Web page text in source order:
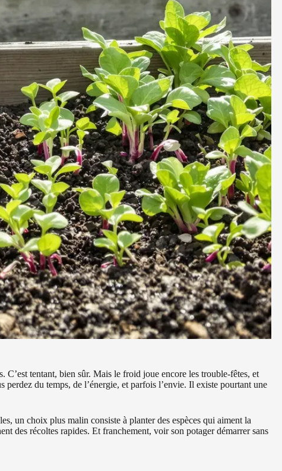
tentant, bien sûr. Mais le froid joue encore les trouble-fêtes, et
perdez du temps, de l’énergie, et parfois l’envie. Il existe pourtant une
un choix plus malin consiste à planter des espèces qui aiment la
des récoltes rapides. Et franchement, voir son potager démarrer sans